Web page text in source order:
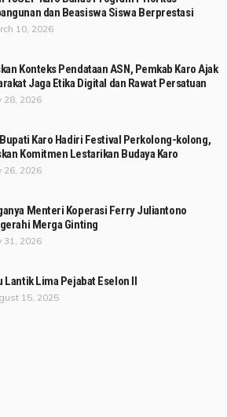
dan Beasiswa Siswa Berprestasi
10, 2026
Konteks Pendataan ASN, Pemkab Karo Ajak
Jaga Etika Digital dan Rawat Persatuan
28, 2026
Karo Hadiri Festival Perkolong-kolong,
Komitmen Lestarikan Budaya Karo
26, 2026
Menteri Koperasi Ferry Juliantono
Merga Ginting
31, 2026
Lantik Lima Pejabat Eselon II
15, 2025